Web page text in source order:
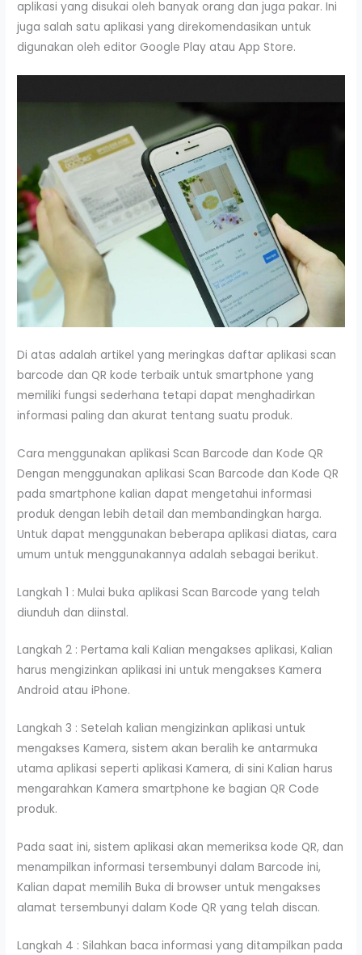
aplikasi yang disukai oleh banyak orang dan juga pakar. Ini
juga salah satu aplikasi yang direkomendasikan untuk
digunakan oleh editor Google Play atau App Store.
Di atas adalah artikel yang meringkas daftar aplikasi scan
barcode dan QR kode terbaik untuk smartphone yang
memiliki fungsi sederhana tetapi dapat menghadirkan
informasi paling dan akurat tentang suatu produk.
Cara menggunakan aplikasi Scan Barcode dan Kode QR
Dengan menggunakan aplikasi Scan Barcode dan Kode QR
pada smartphone kalian dapat mengetahui informasi
produk dengan lebih detail dan membandingkan harga.
Untuk dapat menggunakan beberapa aplikasi diatas, cara
umum untuk menggunakannya adalah sebagai berikut.
Langkah 1 : Mulai buka aplikasi Scan Barcode yang telah
diunduh dan diinstal.
Langkah 2 : Pertama kali Kalian mengakses aplikasi, Kalian
harus mengizinkan aplikasi ini untuk mengakses Kamera
Android atau iPhone.
Langkah 3 : Setelah kalian mengizinkan aplikasi untuk
mengakses Kamera, sistem akan beralih ke antarmuka
utama aplikasi seperti aplikasi Kamera, di sini Kalian harus
mengarahkan Kamera smartphone ke bagian QR Code
produk.
Pada saat ini, sistem aplikasi akan memeriksa kode QR, dan
menampilkan informasi tersembunyi dalam Barcode ini,
Kalian dapat memilih Buka di browser untuk mengakses
alamat tersembunyi dalam Kode QR yang telah discan.
Langkah 4 : Silahkan baca informasi yang ditampilkan pada